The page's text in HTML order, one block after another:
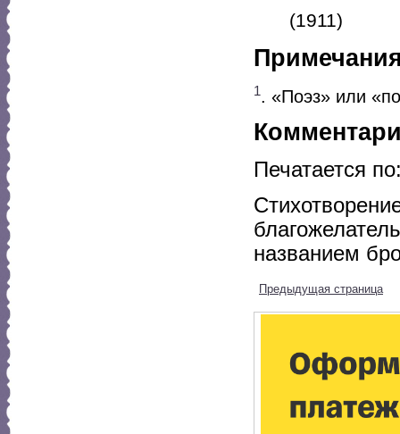
(1911)
1. «Поэз» или
Печатается
названием
Предыдущая страница